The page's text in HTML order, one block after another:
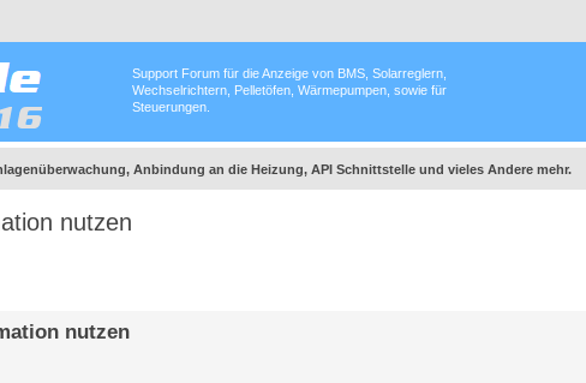
Support Forum für die Anzeige von BMS, Solarreglern,
Wechselrichtern, Pelletöfen, Wärmepumpen, sowie für
Steuerungen.
Anbindung an die Heizung, API Schnittstelle und vieles Andere mehr.
nutzen
nutzen